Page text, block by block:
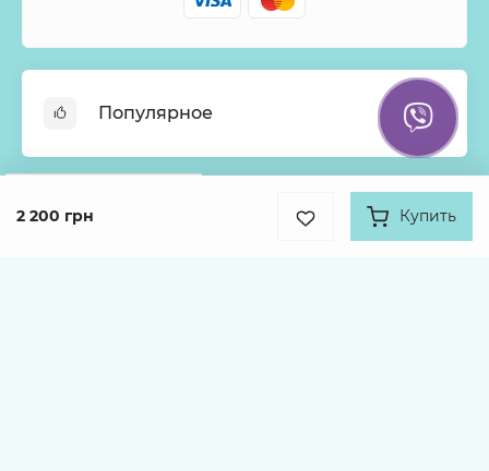
2 200 грн Купить
Популярное
Онлайн-Витрина